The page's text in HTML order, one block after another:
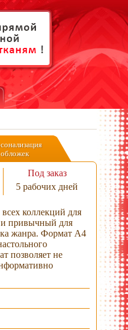
обложек
Под заказ
5 рабочих дней
коллекций для
и привычный для
жанра. Формат А4
позволяет не